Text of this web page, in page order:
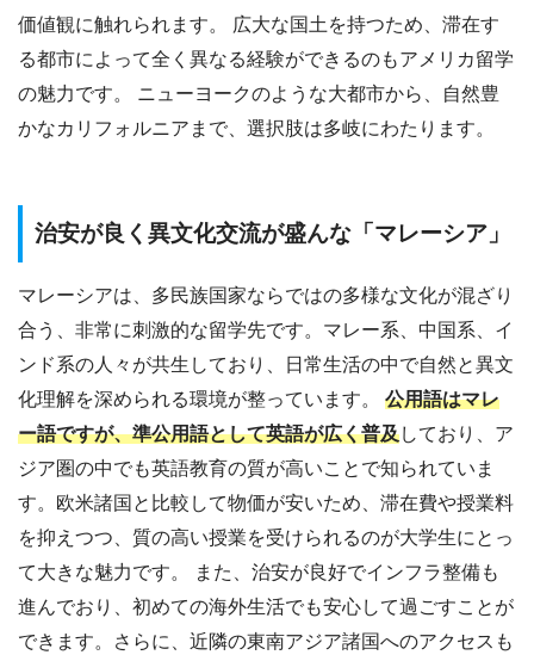
価値観に触れられます。 広大な国土を持つため、滞在す
る都市によって全く異なる経験ができるのもアメリカ留学
の魅力です。 ニューヨークのような大都市から、自然豊
かなカリフォルニアまで、選択肢は多岐にわたります。
治安が良く異文化交流が盛んな「マレーシア」
マレーシアは、多民族国家ならではの多様な文化が混ざり
合う、非常に刺激的な留学先です。マレー系、中国系、イ
ンド系の人々が共生しており、日常生活の中で自然と異文
化理解を深められる環境が整っています。 公用語はマレ
ー語ですが、準公用語として英語が広く普及しており、ア
ジア圏の中でも英語教育の質が高いことで知られていま
す。欧米諸国と比較して物価が安いため、滞在費や授業料
を抑えつつ、質の高い授業を受けられるのが大学生にとっ
て大きな魅力です。 また、治安が良好でインフラ整備も
進んでおり、初めての海外生活でも安心して過ごすことが
できます。さらに、近隣の東南アジア諸国へのアクセスも